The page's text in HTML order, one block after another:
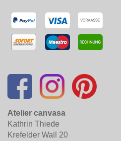
Atelier canvasa
Kathrin Thiede
Krefelder Wall 20